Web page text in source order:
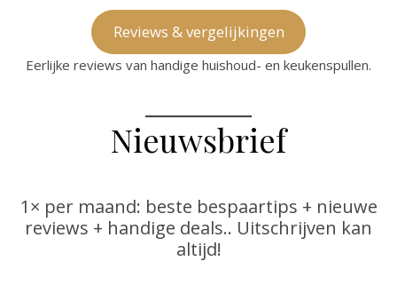
Reviews & vergelijkingen
Eerlijke reviews van handige huishoud- en keukenspullen.
Nieuwsbrief
1× per maand: beste bespaartips + nieuwe
reviews + handige deals.. Uitschrijven kan
altijd!